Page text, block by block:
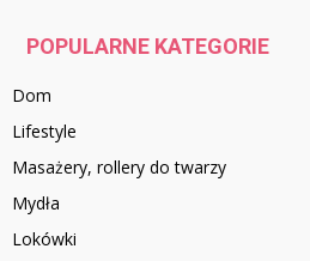
POPULARNE KATEGORIE
Dom
Lifestyle
Masażery, rollery do twarzy
Mydła
Lokówki